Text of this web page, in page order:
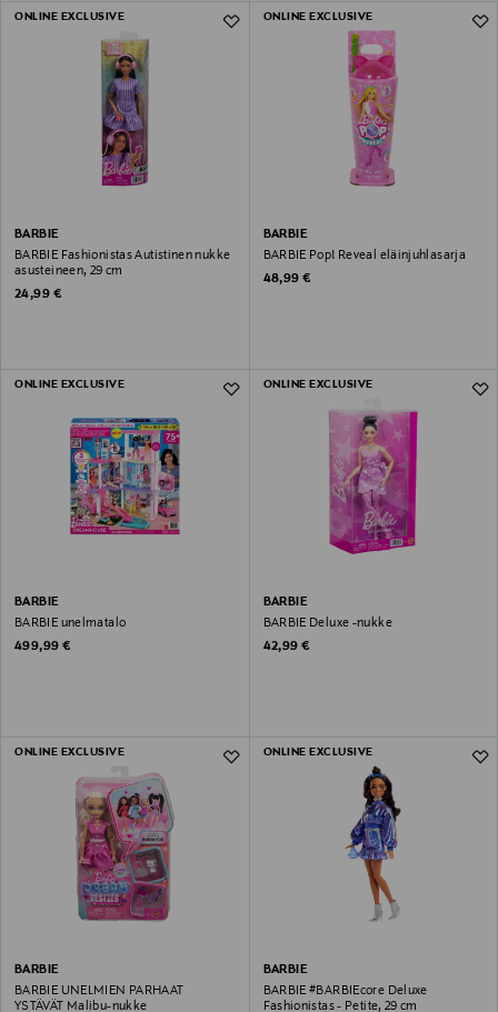
ONLINE EXCLUSIVE
BARBIE
BARBIE Fashionistas Autistinen nukke
asusteineen, 29 cm
Original Price
24,99 €
ONLINE EXCLUSIVE
BARBIE
BARBIE Pop! Reveal eläinjuhlasarja
Original Price
48,99 €
ONLINE EXCLUSIVE
BARBIE
BARBIE unelmatalo
Original Price
499,99 €
ONLINE EXCLUSIVE
BARBIE
BARBIE Deluxe -nukke
Original Price
42,99 €
ONLINE EXCLUSIVE
BARBIE
BARBIE UNELMIEN PARHAAT
YSTÄVÄT Malibu-nukke
ONLINE EXCLUSIVE
BARBIE
BARBIE #BARBIEcore Deluxe
Fashionistas - Petite, 29 cm